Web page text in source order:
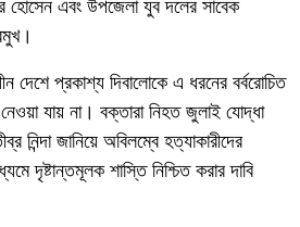
হোসেন এবং উপজেলা যুব দলের সাবেক
দেশে প্রকাশ্য দিবালোকে এ ধরনের বর্বরোচিত
যায় না। বক্তারা নিহত জুলাই যোদ্ধা
নিন্দা জানিয়ে অবিলম্বে হত্যাকারীদের
দৃষ্টান্তমূলক শাস্তি নিশ্চিত করার দাবি